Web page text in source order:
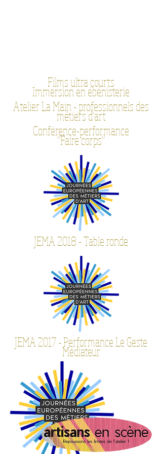
Films ultra courts
Immersion en ébénisterie
Atelier La Main - professionnels des
métiers d'art
Conférence-performance
"Faire corps"
JEMA 2018 - Table ronde
JEMA 2017 - Performance Le Geste
Médiateur